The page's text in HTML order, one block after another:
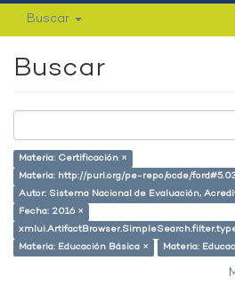
Buscar
Buscar
Materia: Certificación ×
Materia: http://purl.org/pe-repo/ocde/
Autor: Sistema Nacional de Evaluación,
Fecha: 2016 ×
Materia: Educación Básica ×
Materia: